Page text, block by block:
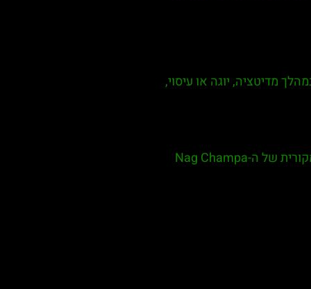
מדיטציה, יוגה או עיסוי,
איכות: מיוצרת על ידי Shrinivas Sugandhalaya, היצרנית המקורית של ה-Nag Champa